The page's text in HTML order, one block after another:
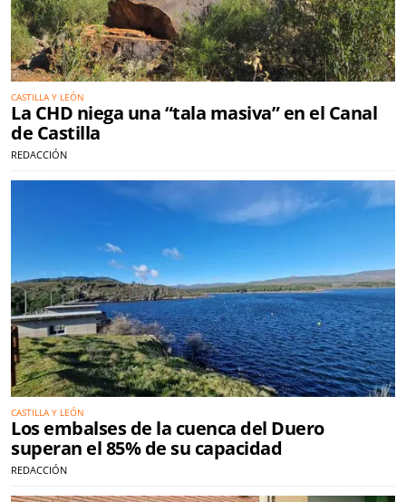
CASTILLA Y LEÓN
La CHD niega una “tala masiva” en el Canal
de Castilla
REDACCIÓN
CASTILLA Y LEÓN
Los embalses de la cuenca del Duero
superan el 85% de su capacidad
REDACCIÓN